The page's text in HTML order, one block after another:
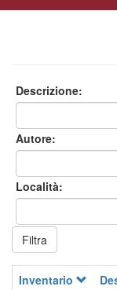
Descrizione
Autore
Località
Filtra
Inventario